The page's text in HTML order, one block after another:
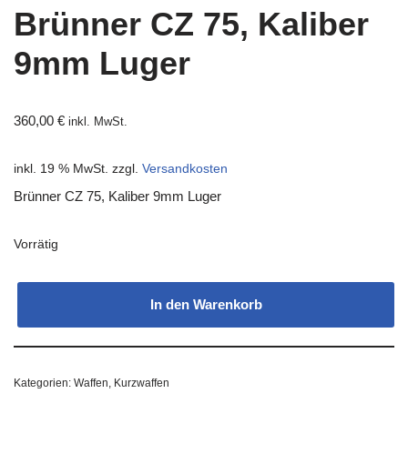
Brünner CZ 75, Kaliber
9mm Luger
360,00 € inkl. MwSt.
inkl. 19 % MwSt. zzgl. Versandkosten
Brünner CZ 75, Kaliber 9mm Luger
Vorrätig
In den Warenkorb
Kategorien: Waffen, Kurzwaffen